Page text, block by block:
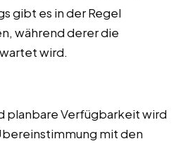
gibt es in der Regel
während derer die
wird.
planbare Verfügbarkeit wird
mit den